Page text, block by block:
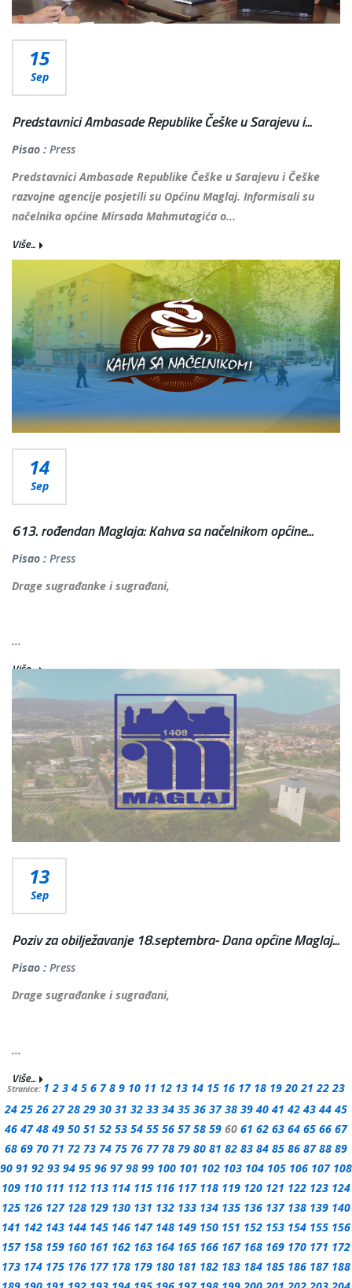
15
Sep
Predstavnici Ambasade Republike Češke u Sarajevu i...
Pisao : Press
Predstavnici Ambasade Republike Češke u Sarajevu i Češke
razvojne agencije posjetili su Općinu Maglaj. Informisali su
načelnika općine Mirsada Mahmutagića o...
Više...
14
Sep
613. rođendan Maglaja: Kahva sa načelnikom općine...
Pisao : Press
Drage sugrađanke i sugrađani,
...
Više...
13
Sep
Poziv za obilježavanje 18.septembra- Dana općine Maglaj...
Pisao : Press
Drage sugrađanke i sugrađani,
...
Više...
Stranice: 1 2 3 4 5 6 7 8 9 10 11 12 13 14 15 16 17 18 19 20 21 22 23
24 25 26 27 28 29 30 31 32 33 34 35 36 37 38 39 40 41 42 43 44 45
46 47 48 49 50 51 52 53 54 55 56 57 58 59 60 61 62 63 64 65 66 67
68 69 70 71 72 73 74 75 76 77 78 79 80 81 82 83 84 85 86 87 88 89
90 91 92 93 94 95 96 97 98 99 100 101 102 103 104 105 106 107 108
109 110 111 112 113 114 115 116 117 118 119 120 121 122 123 124
125 126 127 128 129 130 131 132 133 134 135 136 137 138 139 140
141 142 143 144 145 146 147 148 149 150 151 152 153 154 155 156
157 158 159 160 161 162 163 164 165 166 167 168 169 170 171 172
173 174 175 176 177 178 179 180 181 182 183 184 185 186 187 188